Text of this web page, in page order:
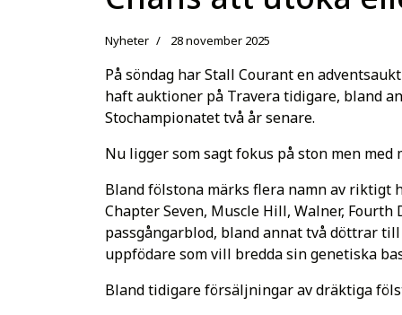
Nyheter 28 november 2025
På söndag har Stall Courant en
haft auktioner på Travera tidigare, bland
Stochampionatet två år senare.
Nu ligger som sagt fokus på ston men
Bland fölstona märks flera namn av riktigt
Chapter Seven, Muscle Hill, Walner,
passgångarblod, bland annat två döttrar
uppfödare som vill bredda sin genetiska
Bland tidigare försäljningar av dräktiga